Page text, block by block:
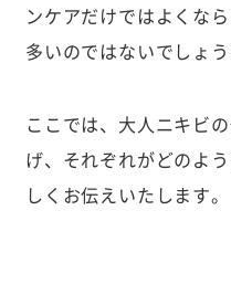
ンケアだけではよくな
多いのではないでしょう
ここでは、大人ニキビ
げ、それぞれがどのよ
しくお伝えいたします。